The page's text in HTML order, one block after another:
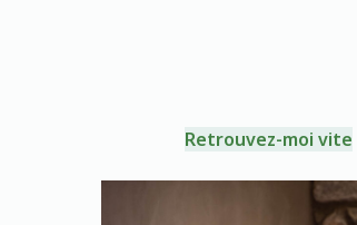
Retrouvez-moi vite